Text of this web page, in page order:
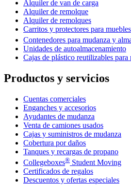
Alquiler de van de carga
Alquiler de remolque
Alquiler de remolques
Carritos y protectores para muebles
Contenedores para mudanza y
Unidades de autoalmacenamiento
Cajas de plástico reutilizables para
Productos y servicios
Cuentas comerciales
Enganches y accesorios
Ayudantes de mudanza
Venta de camiones usados
Cajas y suministros de mudanza
Cobertura por daños
Tanques y recargas de propano
Collegeboxes® Student Moving
Certificados de regalos
Descuentos y ofertas especiales